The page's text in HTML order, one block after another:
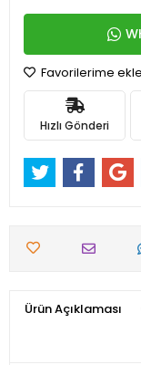
Favorilerime ekle
Hızlı Gönderi
Ürün Açıklaması